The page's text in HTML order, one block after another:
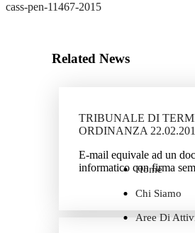
Home
Chi Siamo
Aree Di
cass-pen-11467-2015
Related News
TRIBUNALE DI
ORDINANZA
E-mail equivale ad un
informatico con firma